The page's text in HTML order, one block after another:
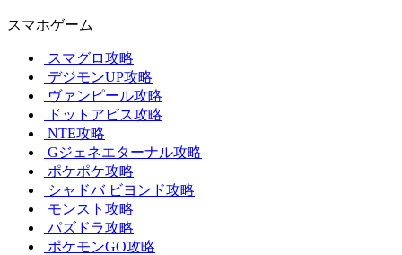
スマホゲーム
スマグロ攻略
デジモンUP攻略
ヴァンピール攻略
ドットアビス攻略
NTE攻略
Gジェネエターナル攻略
ポケポケ攻略
シャドバ ビヨンド攻略
モンスト攻略
パズドラ攻略
ポケモンGO攻略